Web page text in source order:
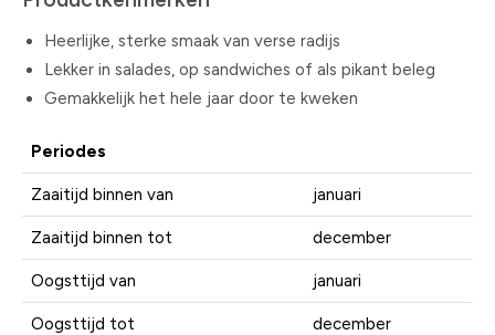
Heerlijke, sterke smaak van verse radijs
Lekker in salades, op sandwiches of als pikant beleg
Gemakkelijk het hele jaar door te kweken
Periodes
Zaaitijd binnen van januari
Zaaitijd binnen tot december
Oogsttijd van januari
Oogsttijd tot december